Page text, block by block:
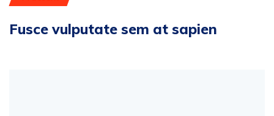
Fusce vulputate sem at sapien